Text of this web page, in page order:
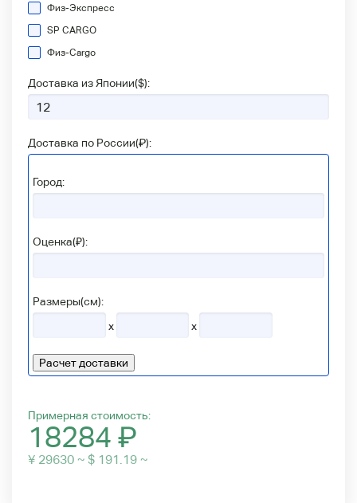
Физ-Экспресс
SP CARGO
Физ-Сargo
Доставка из Японии($):
Доставка по России(₽):
Город:
Оценка(₽):
Размеры(см):
x
x
Расчет доставки
Примерная стоимость:
18284 ₽
¥ 29630 ~ $ 191.19 ~